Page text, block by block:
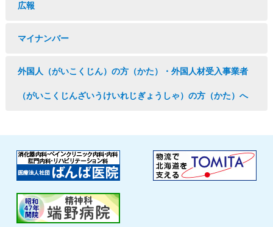
広報
マイナンバー
外国人（がいこくじん）の方（かた）・外国人材受入事業者
（がいこくじんざいうけいれじぎょうしゃ）の方（かた）へ